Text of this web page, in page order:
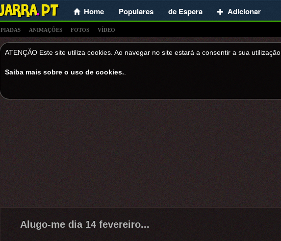
Home Populares de Espera Adicionar
PIADAS ANIMAÇÕES FOTOS VÍDEO
ATENÇĂO Este site utiliza cookies. Ao navegar no site estará a consentir a sua utilizaçăo.
Saiba mais sobre o uso de cookies.
Alugo-me dia 14 fevereiro...